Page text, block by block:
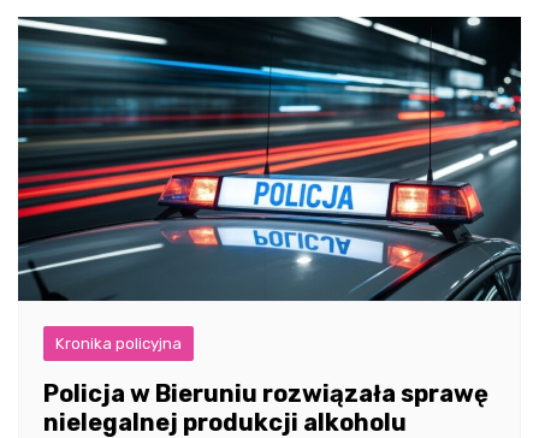
Kronika policyjna
Policja w Bieruniu rozwiązała sprawę
nielegalnej produkcji alkoholu